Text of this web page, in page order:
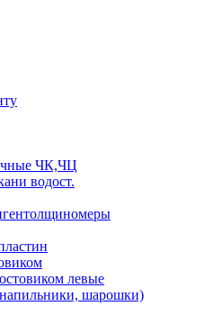
ЧК,ЧЦ
водост.
левые
шарошки)